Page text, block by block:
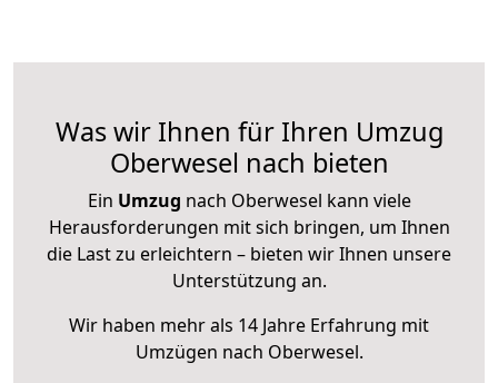
Was wir Ihnen für Ihren Umzug
Oberwesel nach bieten
Ein Umzug nach Oberwesel kann viele
Herausforderungen mit sich bringen, um Ihnen
die Last zu erleichtern – bieten wir Ihnen unsere
Unterstützung an.
Wir haben mehr als 14 Jahre Erfahrung mit
Umzügen nach Oberwesel.